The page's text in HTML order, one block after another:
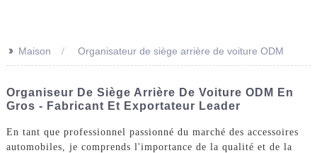
>> Maison Organisateur de siège arrière de voiture ODM
Organiseur De Siège Arrière De Voiture ODM En
Gros - Fabricant Et Exportateur Leader
En tant que professionnel passionné du marché des accessoires
automobiles, je comprends l'importance de la qualité et de la